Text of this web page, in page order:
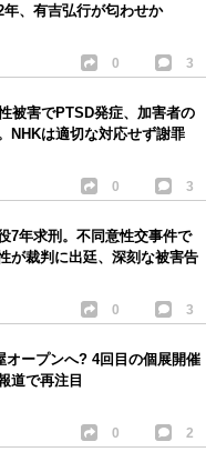
、有吉弘行が匂わせか
0 3
被害でPTSD発症、加害者の
NHKは適切な対応せず謝罪
0 3
7年求刑。不同意性交事件で
が裁判に出廷、深刻な被害告
0 3
オープンへ? 4回目の個展開催
道で再注目
0 2